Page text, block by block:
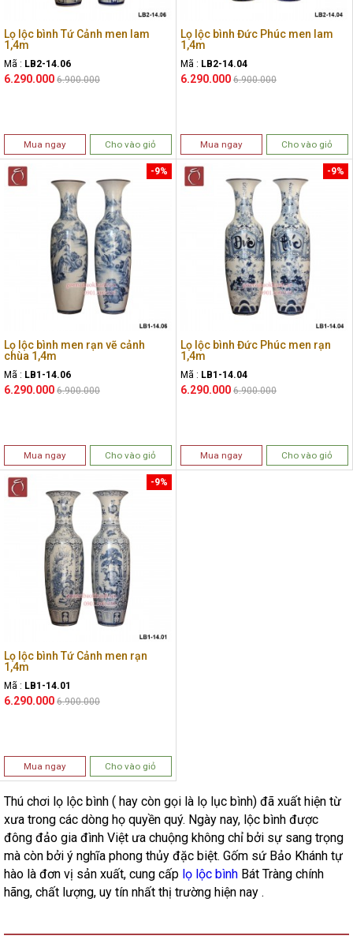
Lọ lộc bình Tứ Cảnh men lam
1,4m
Mã : LB2-14.06
6.290.000 6.900.000
Mua ngay Cho vào giỏ
Lọ lộc bình Đức Phúc men lam
1,4m
Mã : LB2-14.04
6.290.000 6.900.000
Mua ngay Cho vào giỏ
Lọ lộc bình men rạn vẽ cảnh
chùa 1,4m
Mã : LB1-14.06
6.290.000
-9%
6.900.000
Mua ngay Cho vào giỏ
Lọ lộc bình Đức Phúc men rạn
1,4m
Mã : LB1-14.04
6.290.000
-9%
6.900.000
Mua ngay Cho vào giỏ
Lọ lộc bình Tứ Cảnh men rạn
1,4m
Mã : LB1-14.01
6.290.000
-9%
6.900.000
Mua ngay Cho vào giỏ
Thú chơi lọ lộc bình ( hay còn gọi là lọ lục bình) đã xuất hiện từ
xưa trong các dòng họ quyền quý. Ngày nay, lộc bình được
đông đảo gia đình Việt ưa chuộng không chỉ bởi sự sang trọng
mà còn bởi ý nghĩa phong thủy đặc biệt. Gốm sứ Bảo Khánh tự
hào là đơn vị sản xuất, cung cấp lọ lộc bình Bát Tràng chính
hãng, chất lượng, uy tín nhất thị trường hiện nay .